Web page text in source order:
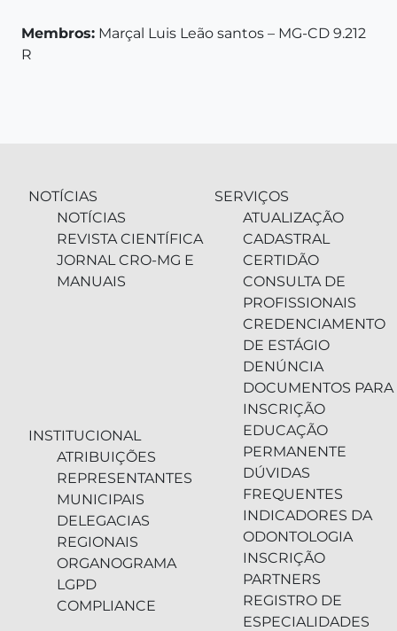
Membros: Marçal Luis Leão santos – MG-CD 9.212
R
NOTÍCIAS
NOTÍCIAS
REVISTA CIENTÍFICA
JORNAL CRO-MG E
MANUAIS
INSTITUCIONAL
ATRIBUIÇÕES
REPRESENTANTES
MUNICIPAIS
DELEGACIAS
REGIONAIS
ORGANOGRAMA
LGPD
COMPLIANCE
SERVIÇOS
ATUALIZAÇÃO
CADASTRAL
CERTIDÃO
CONSULTA DE
PROFISSIONAIS
CREDENCIAMENTO
DE ESTÁGIO
DENÚNCIA
DOCUMENTOS PARA
INSCRIÇÃO
EDUCAÇÃO
PERMANENTE
DÚVIDAS
FREQUENTES
INDICADORES DA
ODONTOLOGIA
INSCRIÇÃO
PARTNERS
REGISTRO DE
ESPECIALIDADES